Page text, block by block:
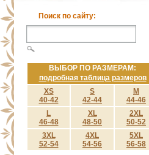
Поиск по сайту:
ВЫБОР ПО РАЗМЕРАМ:
подробная таблица размеров
XS
40-42
S
42-44
M
44-46
L
46-48
XL
48-50
2XL
50-52
3XL
52-54
4XL
54-56
5XL
56-58